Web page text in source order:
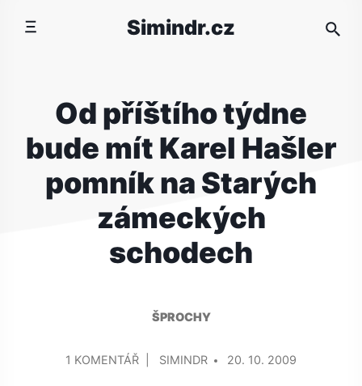
Simindr.cz
Od příštího týdne
bude mít Karel Hašler
pomník na Starých
zámeckých
schodech
ŠPROCHY
1 KOMENTÁŘU
SIMINDR
20. 10. 2009